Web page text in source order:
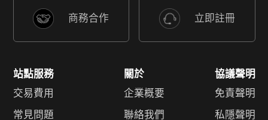
商務合作 立即註冊
站點服務
交易費用
常見問題
關於
企業概要
聯絡我們
協議聲明
免責聲明
私隱聲明